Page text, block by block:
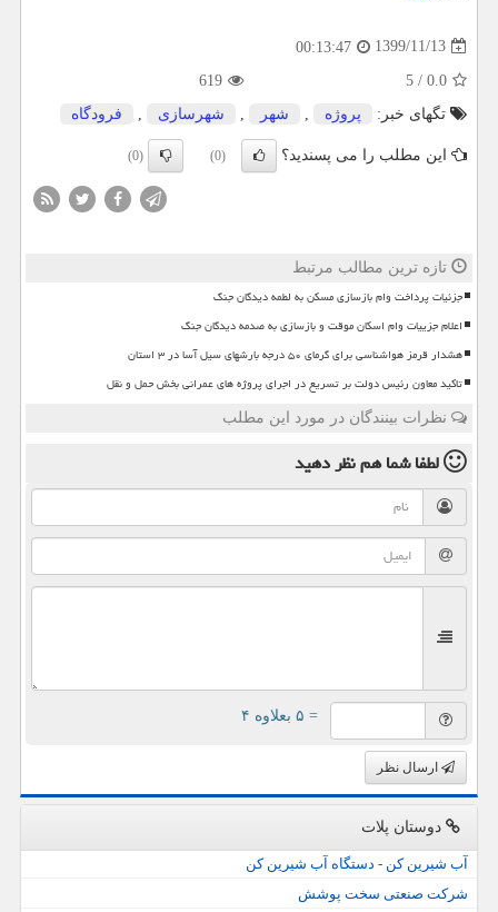
1399/11/13
00:13:47
0.0
/
5
619
تگهای خبر:
پروژه شهر شهرسازی فرودگاه
این مطلب را می پسندید؟ (0)
(0)
تازه ترین مطالب مرتبط
جزئیات پرداخت وام بازسازی مسکن به لطمه دیدگان جنگ
اعلام جزییات وام اسکان موقت و بازسازی به صدمه دیدگان جنگ
هشدار قرمز هواشناسی برای گرمای ۵۰ درجه بارشهای سیل آسا در ۳ استان
تاکید معاون رئیس دولت بر تسریع در اجرای پروژه های عمرانی بخش حمل و نقل
نظرات بینندگان در مورد این مطلب
لطفا شما همنظر دهید
= ۵ بعلاوه ۴
ارسال نظر
دوستان پلات
آب شیرین کن - دستگاه آب شیرین کن
شرکت صنعتی سخت پوشش